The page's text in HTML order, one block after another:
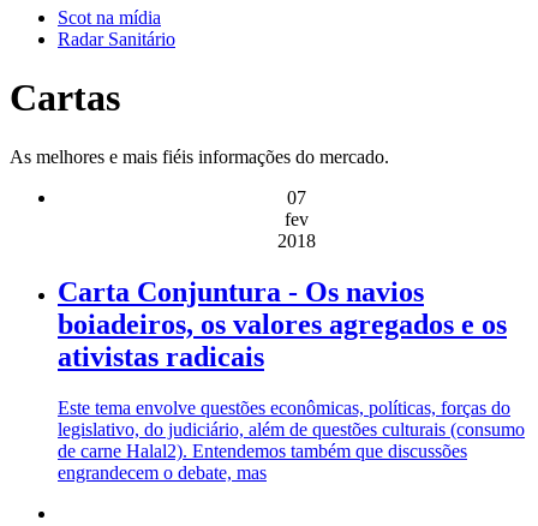
Scot na mídia
Radar Sanitário
Cartas
As melhores e mais fiéis informações do mercado.
07
fev
2018
Carta Conjuntura - Os navios
boiadeiros, os valores agregados e os
ativistas radicais
Este tema envolve questões econômicas, políticas, forças do
legislativo, do judiciário, além de questões culturais (consumo
de carne Halal2). Entendemos também que discussões
engrandecem o debate, mas